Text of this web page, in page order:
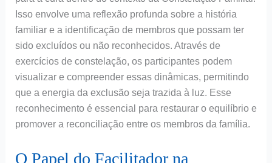
Isso envolve uma reflexão profunda sobre a história
familiar e a identificação de membros que possam ter
sido excluídos ou não reconhecidos. Através de
exercícios de constelação, os participantes podem
visualizar e compreender essas dinâmicas, permitindo
que a energia da exclusão seja trazida à luz. Esse
reconhecimento é essencial para restaurar o equilíbrio e
promover a reconciliação entre os membros da família.
O Papel do Facilitador na